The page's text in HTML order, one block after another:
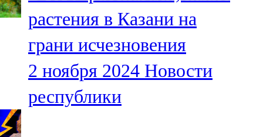
102,6 FM
Чирмешән
107,7 FM
Чистай
растения в Казани на
грани исчезновения
2 ноября 2024 Новости
республики